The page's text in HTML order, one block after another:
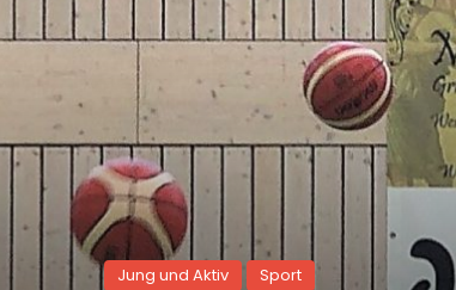
Jung und Aktiv Sport